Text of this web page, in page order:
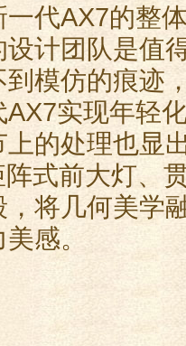
AX7的整体
计团队是值
模仿的痕迹
AX7实现年轻
上的处理也显
式前大灯、
将几何美学
感。